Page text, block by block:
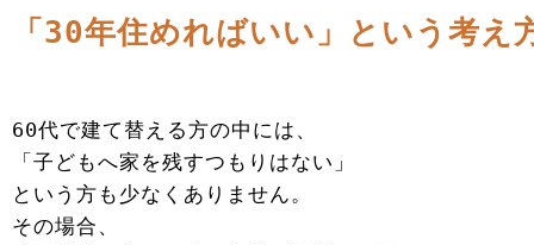
「30年住めればいい」という考え
60代で建て替える方の中には、
「子どもへ家を残すつもりはない」
という方も少なくありません。
その場合、